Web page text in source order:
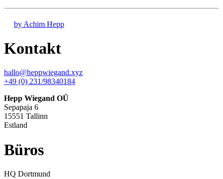
by Achim Hepp
Kontakt
hallo@heppwiegand.xyz
+49 (0) 231/98340184
Hepp Wiegand OÜ
Sepapaja 6
15551 Tallinn
Estland
Büros
HQ Dortmund